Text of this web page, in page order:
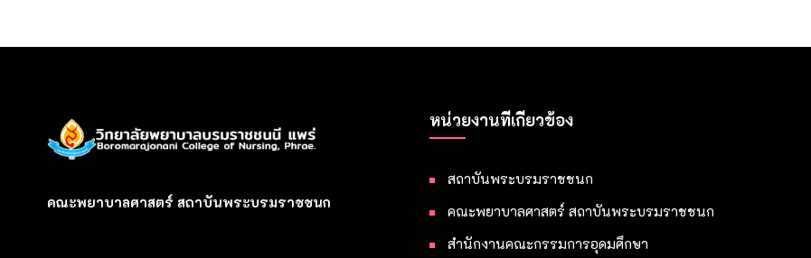
คณะพยาบาลศาสตร์ สถาบันพระบรมราชชนก
หน่วยงานที่เกี่ยวข้อง
สถาบันพระบรมราชชนก
คณะพยาบาลศาสตร์ สถาบันพระบรมราชชนก
สำนักงานคณะกรรมการอุดมศึกษา